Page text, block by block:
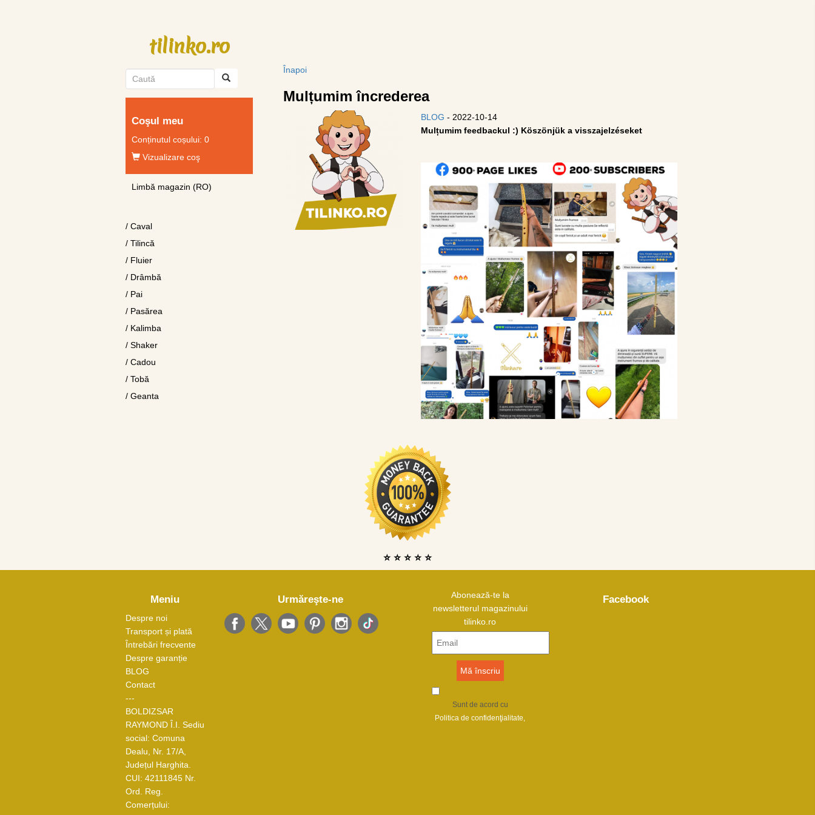
tilinko.ro
Coşul meu
Conținutul coșului: 0
Vizualizare coş
Limbă magazin (RO)
/ Caval
/ Tilincă
/ Fluier
/ Drâmbă
/ Pai
/ Pasărea
/ Kalimba
/ Shaker
/ Cadou
/ Tobă
/ Geanta
Înapoi
Mulțumim încrederea
BLOG - 2022-10-14
Mulțumim feedbackul :) Köszönjük a visszajelzéseket
⭐ ⭐ ⭐ ⭐ ⭐
Meniu
Despre noi
Transport și plată
Întrebări frecvente
Despre garanție
BLOG
Contact
---
BOLDIZSAR
RAYMOND Î.I. Sediu
social: Comuna
Dealu, Nr. 17/A,
Județul Harghita.
CUI: 42111845 Nr.
Ord. Reg.
Comerțului:
Urmăreşte-ne
Abonează-te la
newsletterul magazinului
tilinko.ro
Sunt de acord cu
Politica de confidenţialitate
Facebook